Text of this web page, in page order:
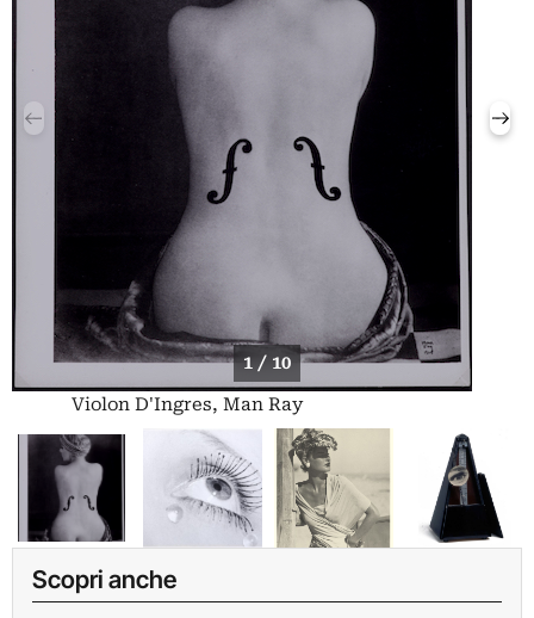
1 / 10
Violon D'Ingres, Man Ray
Scopri anche